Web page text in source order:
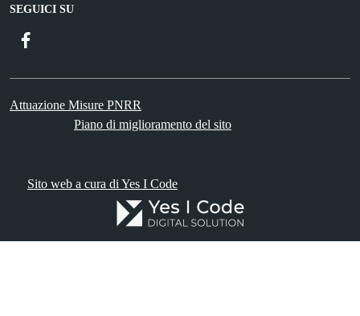
SEGUICI SU
Attuazione Misure PNRR
Piano di miglioramento del sito
Sito web a cura di Yes I Code